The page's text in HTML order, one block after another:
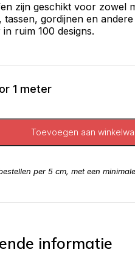
zijn geschikt voor zowel
tassen, gordijnen en
ruim 100 designs.
1 meter
Toevoegen aan
per 5 cm, met een
informatie